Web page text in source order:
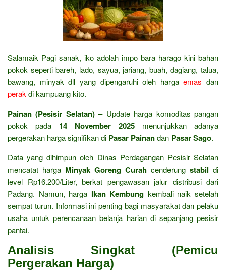
Salamaik Pagi sanak, iko adolah impo bara harago kini bahan
pokok seperti bareh, lado, sayua, jariang, buah, dagiang, talua,
bawang, minyak dll yang dipengaruhi oleh hargaemas dan
perak di kampuang kito.
Painan (Pesisir Selatan)– Update harga komoditas pangan
pokok pada 14 November 2025 menunjukkan adanya
pergerakan harga signifikan di Pasar Painandan Pasar Sago.
Data yang dihimpun oleh Dinas Perdagangan Pesisir Selatan
mencatat harga Minyak Goreng Curah cenderung stabil di
level Rp16.200/Liter, berkat pengawasan jalur distribusi dari
Padang. Namun, harga Ikan Kembung kembali naik setelah
sempat turun. Informasi ini penting bagi masyarakat dan pelaku
usaha untuk perencanaan belanja harian di sepanjang pesisir
pantai.
Analisis Singkat (Pemicu
Pergerakan Harga)